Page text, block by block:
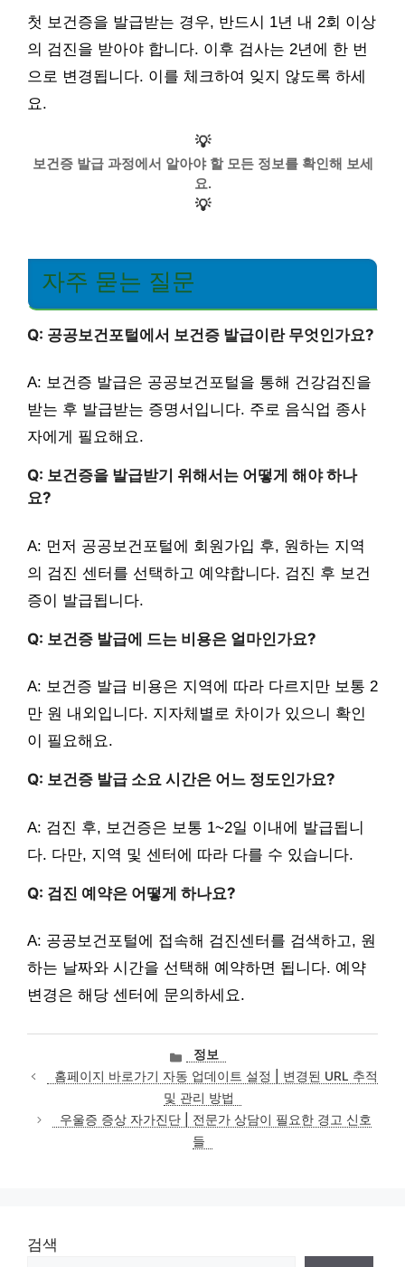
첫 보건증을 발급받는 경우, 반드시 1년 내 2회 이상
의 검진을 받아야 합니다. 이후 검사는 2년에 한 번
으로 변경됩니다. 이를 체크하여 잊지 않도록 하세
요.
💡
보건증 발급 과정에서 알아야 할 모든 정보를 확인해 보세
요.
💡
자주 묻는 질문
Q: 공공보건포털에서 보건증 발급이란 무엇인가요?
A: 보건증 발급은 공공보건포털을 통해 건강검진을
받는 후 발급받는 증명서입니다. 주로 음식업 종사
자에게 필요해요.
Q: 보건증을 발급받기 위해서는 어떻게 해야 하나
요?
A: 먼저 공공보건포털에 회원가입 후, 원하는 지역
의 검진 센터를 선택하고 예약합니다. 검진 후 보건
증이 발급됩니다.
Q: 보건증 발급에 드는 비용은 얼마인가요?
A: 보건증 발급 비용은 지역에 따라 다르지만 보통 2
만 원 내외입니다. 지자체별로 차이가 있으니 확인
이 필요해요.
Q: 보건증 발급 소요 시간은 어느 정도인가요?
A: 검진 후, 보건증은 보통 1~2일 이내에 발급됩니
다. 다만, 지역 및 센터에 따라 다를 수 있습니다.
Q: 검진 예약은 어떻게 하나요?
A: 공공보건포털에 접속해 검진센터를 검색하고, 원
하는 날짜와 시간을 선택해 예약하면 됩니다. 예약
변경은 해당 센터에 문의하세요.
카
테
고
리
정보
홈페이지 바로가기 자동 업데이트 설정 | 변경된 URL 추적
및 관리 방법
우울증 증상 자가진단 | 전문가 상담이 필요한 경고 신호
들
검색